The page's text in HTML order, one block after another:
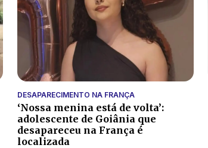
DESAPARECIMENTO NA FRANÇA
‘Nossa menina está de volta’:
adolescente de Goiânia que
desapareceu na França é
localizada